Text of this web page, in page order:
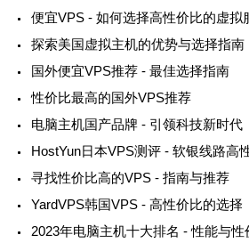
便宜VPS - 如何选择高性价比的虚拟
探索美国虚拟主机的优势与选择指南
国外便宜VPS推荐 - 最佳选择指南
性价比最高的国外VPS推荐
电脑主机国产品牌 - 引领科技新时代
HostYun日本VPS测评 - 软银线路高
寻找性价比高的VPS - 指南与推荐
YardVPS韩国VPS - 高性价比的选择
2023年电脑主机十大排名 - 性能与